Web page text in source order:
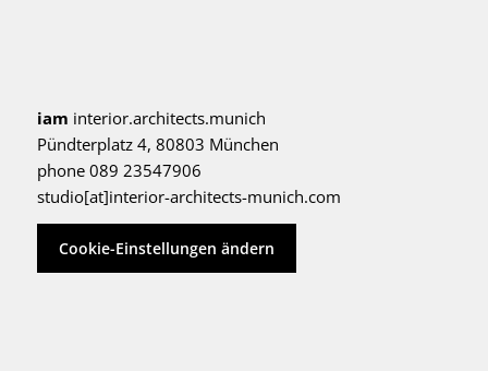
iam interior.architects.munich
Pündterplatz 4, 80803 München
phone 089 23547906
studio[at]interior-architects-munich.com
Cookie-Einstellungen ändern